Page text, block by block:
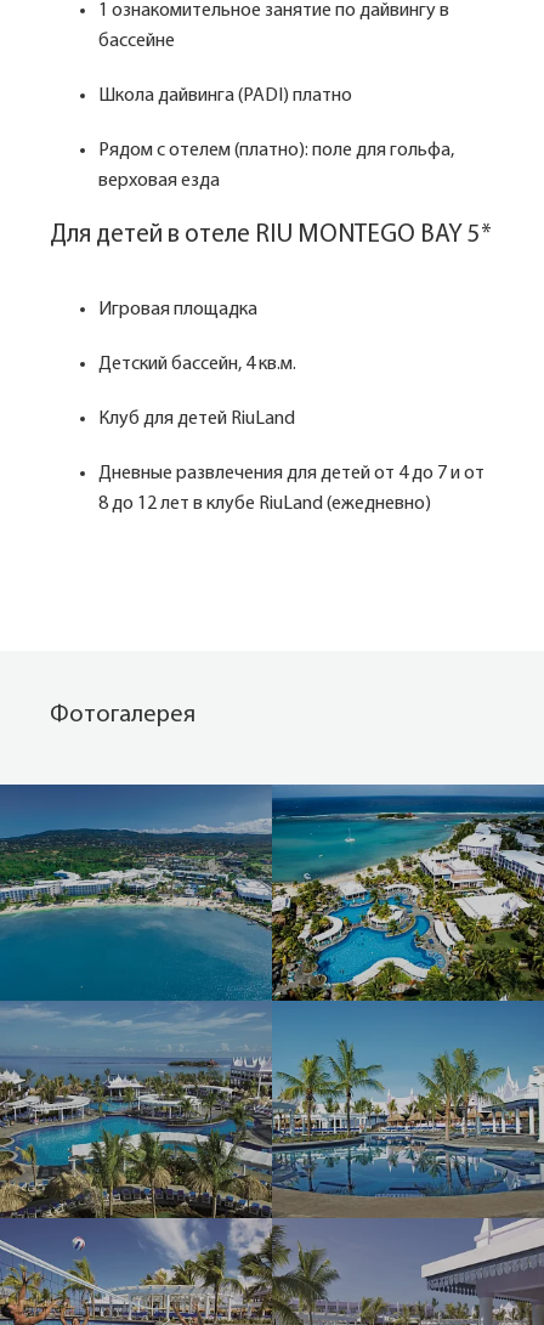
1 ознакомительное занятие по дайвингу в
бассейне
Школа дайвинга (PADI) платно
Рядом с отелем (платно): поле для гольфа,
верховая езда
Для детей в отеле RIU MONTEGO BAY 5*
Игровая площадка
Детский бассейн, 4 кв.м.
Клуб для детей RiuLand
Дневные развлечения для детей от 4 до 7 и от
8 до 12 лет в клубе RiuLand (ежедневно)
Фотогалерея